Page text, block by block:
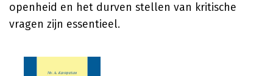
openheid en het durven stellen van kritische
vragen zijn essentieel.